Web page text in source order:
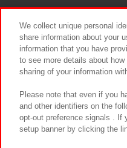
We collect unique personal
share information about your
information that you have
to see more details about
sharing of your information
Please note that even if you
and other identifiers on the
opt-out preference signals . If
setup banner by clicking the